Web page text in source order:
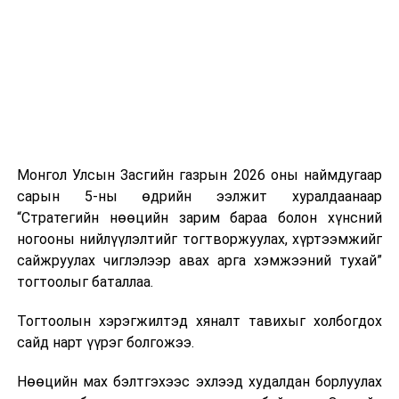
“Газрын тосны бүтээгдэхүүний хомсдолоос
сэргийлэх талаар авах зарим арга хэмжээний тухай”
Засгийн газрын тогтоолоор бүх төрлийн шатахууны
импортын гаалийн албан татварыг 2027 оны
хоёрдугаар сарын 1 хүртэл тэг хувиар тогтоолоо.
Мөн газрын тосны бүтээгдэхүүн, шатахууныг хилээр
шуурхай нэвтрүүлэх, тээвэрлэх, буулгах, гадаад
хөнгөвчлөх, шаардлага хангасан зөвшөөрлийн
Монгол Улсын Засгийн газрын 2026 оны наймдугаар
сарын 5-ны өдрийн ээлжит хуралдаанаар
“Стратегийн нөөцийн зарим бараа болон хүнсний
ногооны нийлүүлэлтийг тогтворжуулах, хүртээмжийг
сайжруулах чиглэлээр авах арга хэмжээний тухай”
тогтоолыг баталлаа.
Тогтоолын хэрэгжилтэд хяналт тавихыг холбогдох
сайд нарт үүрэг болгожээ.
Нөөцийн мах бэлтгэхээс эхлээд худалдан борлуулах